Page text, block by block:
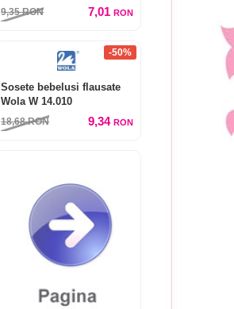
9,35RON 7,01 RON
-50%
Sosete bebelusi flausate
Wola W 14.010
18,68RON 9,34 RON